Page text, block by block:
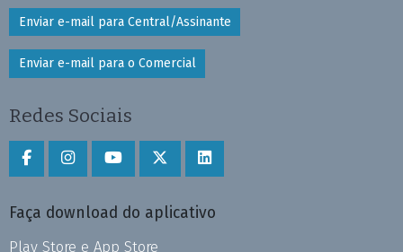
Enviar e-mail para Central/Assinante
Enviar e-mail para o Comercial
Redes Sociais
Faça download do aplicativo
Play Store e App Store